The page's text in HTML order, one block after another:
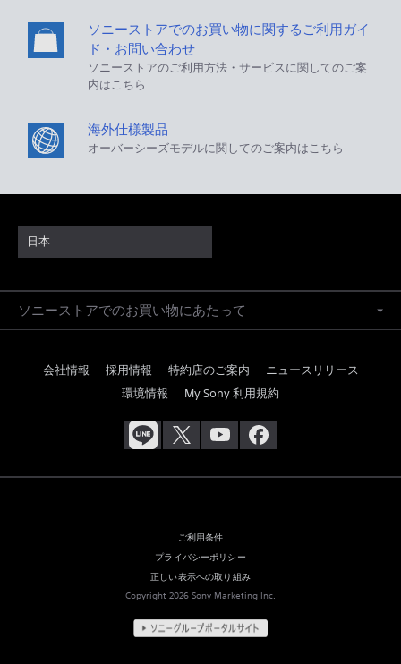
ソニーストアでのお買い物に関するご利用ガイ
ド・お問い合わせ
ソニーストアのご利用方法・サービスに関してのご案
内はこちら
海外仕様製品
オーバーシーズモデルに関してのご案内はこちら
日本
ソニーストアでのお買い物にあたって
会社情報 採用情報 特約店のご案内
ニュースリリース
環境情報
My Sony 利用規約
ご利用条件
プライバシーポリシー
正しい表示への取り組み
Copyright 2026 Sony Marketing Inc.